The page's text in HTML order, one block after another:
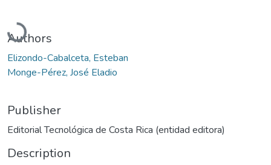
Loading...
Authors
Elizondo-Cabalceta, Esteban
Monge-Pérez, José Eladio
Publisher
Editorial Tecnológica de Costa Rica (entidad editora)
Description